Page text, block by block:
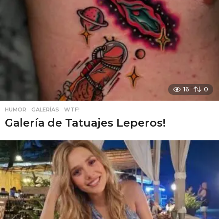
16 0
HUMOR ,GALERÍAS ,WTF!
Galería de Tatuajes Leperos!